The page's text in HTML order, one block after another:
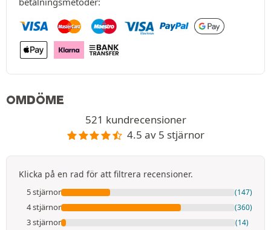
OMDÖME
521 kundrecensioner
4.5 av 5 stjärnor
Klicka på en rad för att filtrera recensioner.
5 stjärnor (147)
4 stjärnor (360)
3 stjärnor (14)